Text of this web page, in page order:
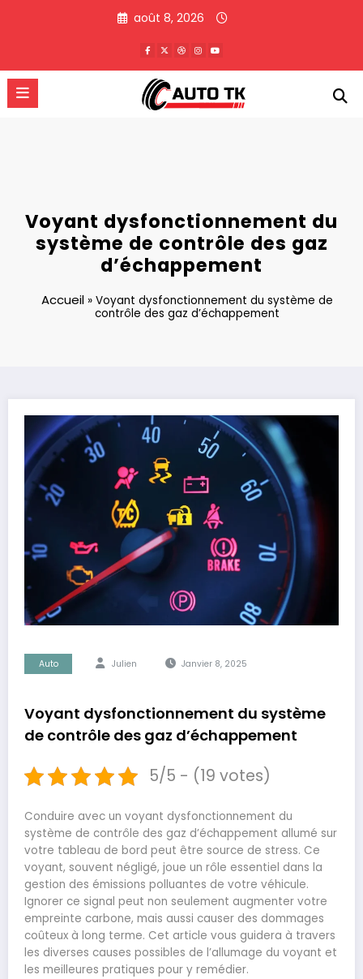
août 8, 2026
Voyant dysfonctionnement du
système de contrôle des gaz
d’échappement
Accueil» Voyant dysfonctionnement du système de
contrôle des gaz d’échappement
Auto Julien Janvier 8, 2025
Voyant dysfonctionnement du système
de contrôle des gaz d’échappement
5/5 - (19 votes)
Conduire avec un voyant dysfonctionnement du
système de contrôle des gaz d’échappement allumé sur
votre tableau de bord peut être source de stress. Ce
voyant, souvent négligé, joue un rôle essentiel dans la
gestion des émissions polluantes de votre véhicule.
Ignorer ce signal peut non seulement augmenter votre
empreinte carbone, mais aussi causer des dommages
coûteux à long terme. Cet article vous guidera à travers
les diverses causes possibles de l’allumage du voyant et
les meilleures pratiques pour y remédier.